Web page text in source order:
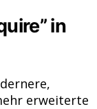
in
erweiterte